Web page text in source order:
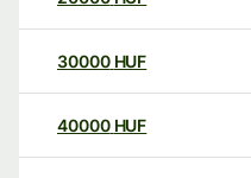
30000 HUF
40000 HUF